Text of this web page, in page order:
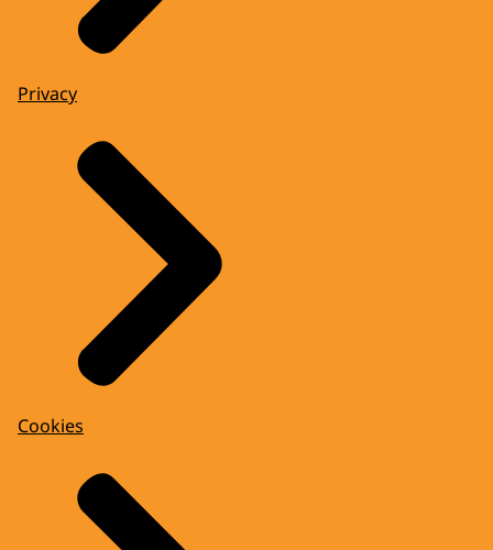
Privacy
Cookies